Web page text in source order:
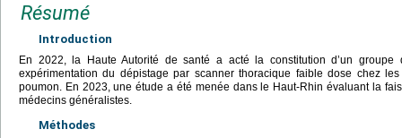
Résumé
Introduction
En 2022, la Haute Autorité de santé a acté la constitution d’un
expérimentation du dépistage par scanner thoracique faible dose chez
poumon. En 2023, une étude a été menée dans le Haut-Rhin évaluant la
médecins généralistes.
Méthodes